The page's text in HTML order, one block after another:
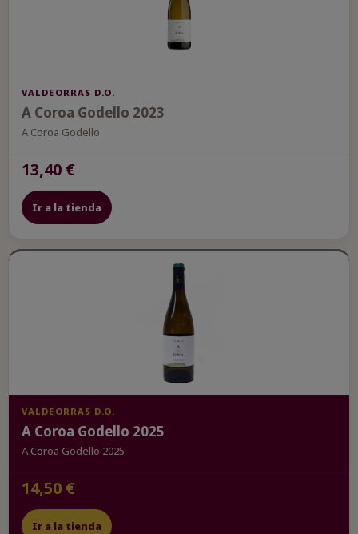
VALDEORRAS D.O.
A Coroa Godello 2023
A Coroa Godello
13,40 €
Ir a la tienda
VALDEORRAS D.O.
A Coroa Godello 2025
A Coroa Godello 2025
14,50 €
Ir a la tienda